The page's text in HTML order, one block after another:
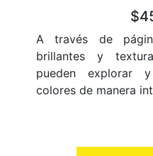
A través de
brillantes y
pueden explorar
colores de manera